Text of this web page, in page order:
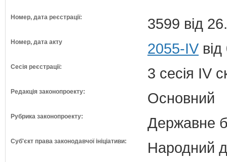
Номер, дата реєстрації: 3599 від
Номер, дата акту 2055-IV
Сесія реєстрації: 3 сесія IV
Редакція законопроекту: Основний
Рубрика законопроекту: Державне
Суб'єкт права законодавчої ініціативи: Народний